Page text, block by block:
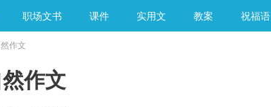
职场文书 课件 实用文 教案 祝福语
素材
作文
作文